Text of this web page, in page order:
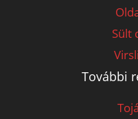
Sült
További